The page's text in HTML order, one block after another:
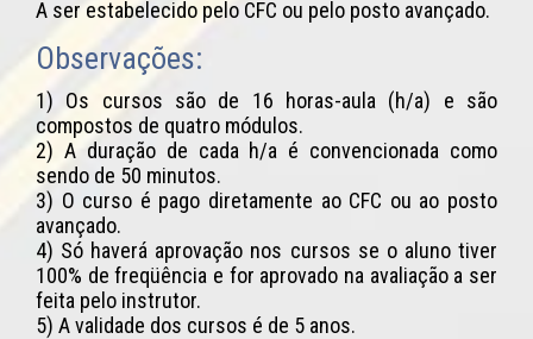
A ser estabelecido pelo CFC ou pelo posto avançado.
Observações:
1) Os cursos são de 16 horas-aula (h/a) e são
compostos de quatro módulos.
2) A duração de cada h/a é convencionada como
sendo de 50 minutos.
3) O curso é pago diretamente ao CFC ou ao posto
avançado.
4) Só haverá aprovação nos cursos se o aluno tiver
100% de freqüência e for aprovado na avaliação a ser
feita pelo instrutor.
5) A validade dos cursos é de 5 anos.